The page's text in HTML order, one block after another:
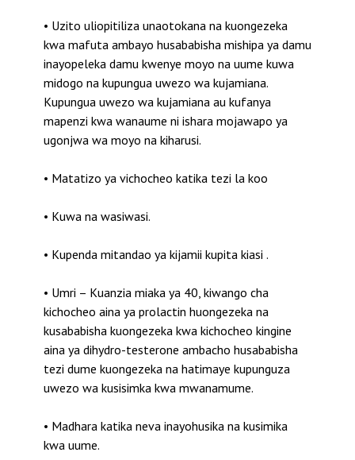
• Uzito uliopitiliza unaotokana na kuongezeka
kwa mafuta ambayo husababisha mishipa ya damu
inayopeleka damu kwenye moyo na uume kuwa
midogo na kupungua uwezo wa kujamiana.
Kupungua uwezo wa kujamiana au kufanya
mapenzi kwa wanaume ni ishara mojawapo ya
ugonjwa wa moyo na kiharusi.
• Matatizo ya vichocheo katika tezi la koo
• Kuwa na wasiwasi.
• Kupenda mitandao ya kijamii kupita kiasi .
• Umri – Kuanzia miaka ya 40, kiwango cha
kichocheo aina ya prolactin huongezeka na
kusababisha kuongezeka kwa kichocheo kingine
aina ya dihydro-testerone ambacho husababisha
tezi dume kuongezeka na hatimaye kupunguza
uwezo wa kusisimka kwa mwanamume.
• Madhara katika neva inayohusika na kusimika
kwa uume.